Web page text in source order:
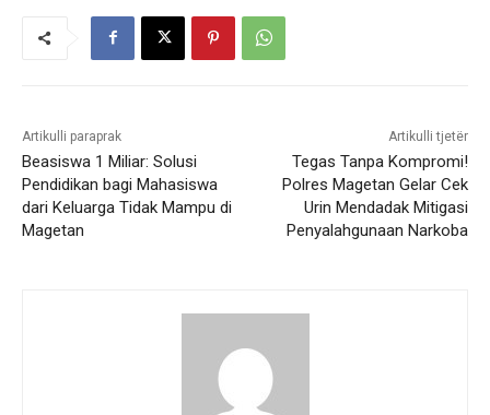
Artikulli paraprak
Beasiswa 1 Miliar: Solusi
Pendidikan bagi Mahasiswa
dari Keluarga Tidak Mampu di
Magetan
Artikulli tjetër
Tegas Tanpa Kompromi!
Polres Magetan Gelar Cek
Urin Mendadak Mitigasi
Penyalahgunaan Narkoba